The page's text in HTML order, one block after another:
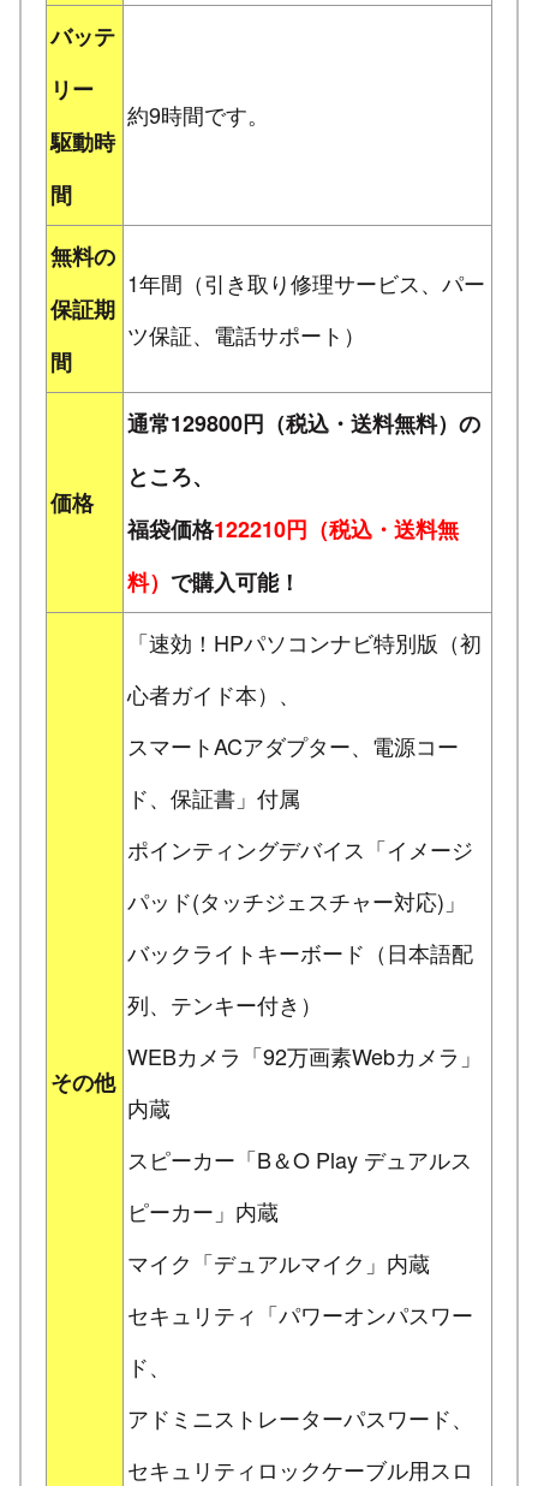
バッテ
リー
駆動時
間
約9時間です。
無料の
保証期
間
1年間（引き取り修理サービス、パー
ツ保証、電話サポート）
価格
通常129800円（税込・送料無料）の
ところ、
福袋価格122210円（税込・送料無
料） で購入可能！
その他
「速効！HPパソコンナビ特別版（初
心者ガイド本）、
スマートACアダプター、電源コー
ド、保証書」付属
ポインティングデバイス「イメージ
パッド(タッチジェスチャー対応)」
バックライトキーボード（日本語配
列、テンキー付き）
WEBカメラ「92万画素Webカメラ」
内蔵
スピーカー「B＆O Play デュアルス
ピーカー」内蔵
マイク「デュアルマイク」内蔵
セキュリティ「パワーオンパスワー
ド、
アドミニストレーターパスワード、
セキュリティロックケーブル用スロ